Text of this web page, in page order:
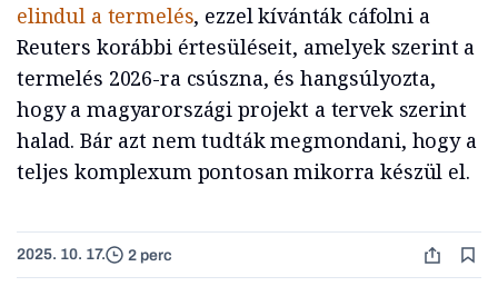
elindul a termelés, ezzel kívánták cáfolni a
Reuters korábbi értesüléseit, amelyek szerint a
termelés 2026-ra csúszna, és hangsúlyozta,
hogy a magyarországi projekt a tervek szerint
halad. Bár azt nem tudták megmondani, hogy a
teljes komplexum pontosan mikorra készül el.
2025. 10. 17. 2 perc